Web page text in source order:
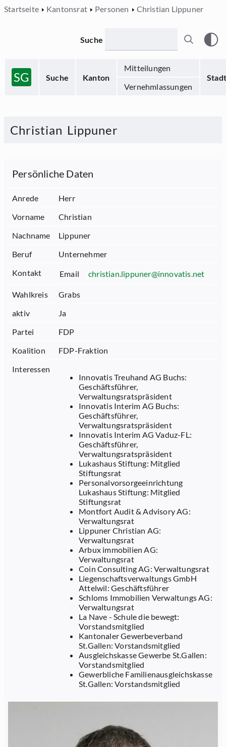
Startseite Kantonsrat Personen Christian Lippuner
SG Suche Kanton
Mitteilungen
Stadt
Vernehmlassungen
Suche
Christian Lippuner
Persönliche Daten
Anrede
Herr
Vorname
Christian
Nachname
Lippuner
Beruf
Unternehmer
Kontakt
Email christian.lippuner@innovatis.net
Wahlkreis
Grabs
aktiv
Ja
Partei
FDP
Koalition
FDP-Fraktion
Interessen
Innovatis Treuhand AG Buchs:
Geschäftsführer,
Verwaltungsratspräsident
Innovatis Interim AG Buchs:
Geschäftsführer,
Verwaltungsratspräsident
Innovatis Interim AG Vaduz-FL:
Geschäftsführer,
Verwaltungsratspräsident
Lukashaus Stiftung: Mitglied
Stiftungsrat
Personalvorsorgeeinrichtung
Lukashaus Stiftung: Mitglied
Stiftungsrat
Montfort Audit & Advisory AG:
Verwaltungsrat
Lippuner Christian AG:
Verwaltungsrat
Arbux immobilien AG:
Verwaltungsrat
Coin Consulting AG: Verwaltungsrat
Liegenschaftsverwaltungs GmbH
Attelwil: Geschäftsführer
Schloms Immobilien Verwaltungs AG:
Verwaltungsrat
La Nave - Schule die bewegt:
Vorstandsmitglied
Kantonaler Gewerbeverband
St.Gallen: Vorstandsmitglied
Ausgleichskasse Gewerbe St.Gallen:
Vorstandsmitglied
Gewerbliche Familienausgleichskasse
St.Gallen: Vorstandsmitglied